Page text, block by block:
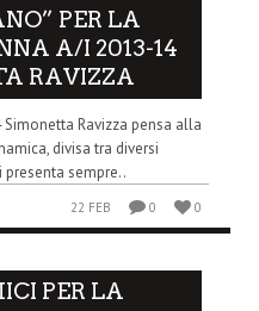
PER LA
A/I 2013-14
RAVIZZA
Ravizza pensa alla
divisa tra diversi
presenta sempre..
22 FEB 0 0
PER LA